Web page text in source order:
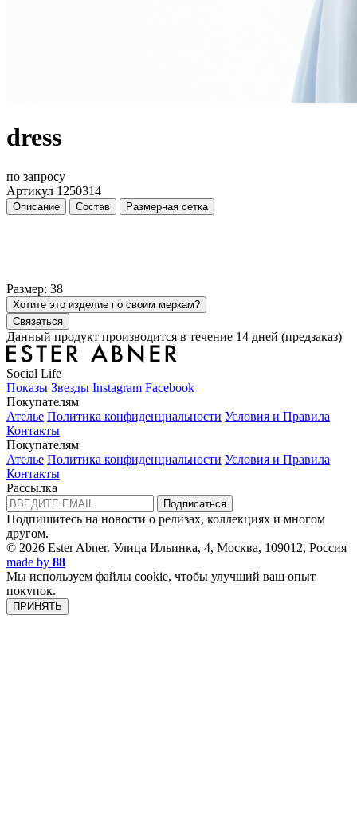
dress
по запросу
Артикул 1250314
Описание Состав Размерная сетка
Размер: 38
Хотите это изделие по своим меркам?
Связаться
Данный продукт производится в течение 14 дней (предзаказ)
Social Life
Показы Звезды Instagram Facebook
Покупателям
Ателье Политика конфиденциальности Условия и Правила
Контакты
Покупателям
Ателье Политика конфиденциальности Условия и Правила
Контакты
Рассылка
Подписаться
Подпишитесь на новости о релизах, коллекциях и многом
другом.
© 2026 Ester Abner. Улица Ильинка, 4, Москва, 109012, Россия
made by 88
Мы используем файлы cookie, чтобы улучший ваш опыт
покупок.
ПРИНЯТЬ